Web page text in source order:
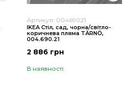
Артикул: 00469021
IKEA Стіл, сад, чорна/світло-
коричнева пляма TÄRNÖ,
004.690.21
2 886 грн
В наявності